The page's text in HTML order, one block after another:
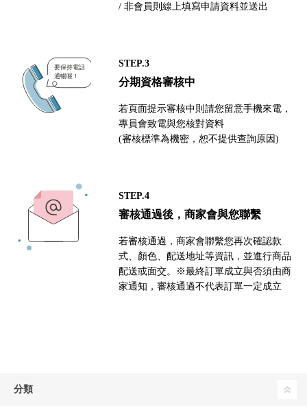
/ 非會員則線上填寫申請資料並送出
STEP.3
分期資格審核中
若頁面提示審核中則請您留意手機來電，
專員會致電與您核對資料
(審核標準為機密，恕不提供查詢原因)
STEP.4
審核通過後，商家會與您聯繫
若審核通過，商家會聯繫您再次確認款
式、顏色、配送地址等資訊，並進行商品
配送或面交。※最終訂單成立與否須由商
家通知，審核通過不代表訂單一定成立
分類